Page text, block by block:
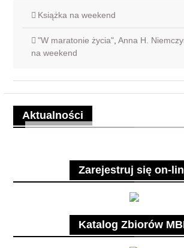
Książka na weekend
"W maratonie życia", Anna H.
na weekend
Aktualności
Zarejestruj się on-
Katalog Zbiorów